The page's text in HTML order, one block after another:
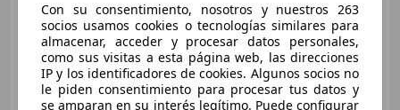
€ 12.900
Preciojusto
Con su consentimiento, nosotros y nuestros 263
socios usamos cookies o tecnologías similares para
almacenar, acceder y procesar datos personales,
como sus visitas a esta página web, las direcciones
IP y los identificadores de cookies. Algunos socios no
le piden consentimiento para procesar tus datos y
se amparan en su interés legítimo. Puede configurar